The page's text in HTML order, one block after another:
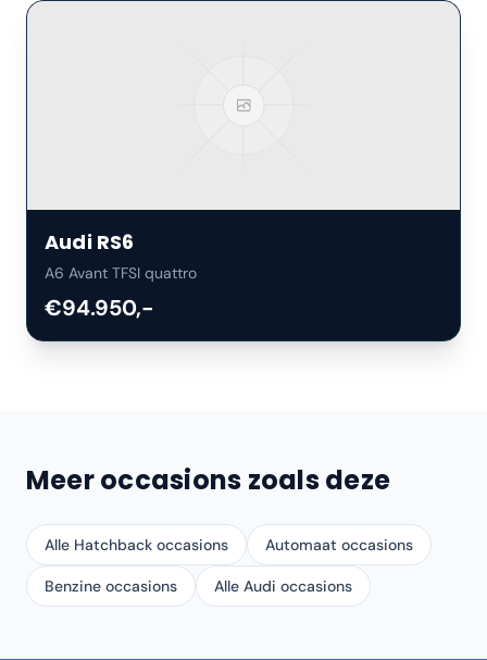
Audi RS6
A6 Avant TFSI quattro
€94.950,-
Meer occasions zoals deze
Alle Hatchback occasions Automaat occasions
Benzine occasions Alle Audi occasions